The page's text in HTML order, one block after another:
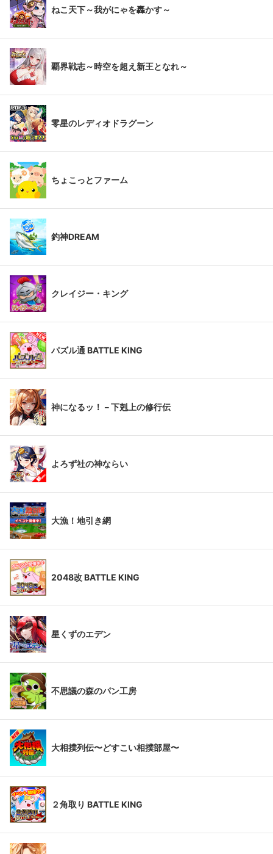
ねこ天下～我がにゃを轟かす～
覇界戦志～時空を超え新王となれ～
零星のレディオドラグーン
ちょこっとファーム
釣神DREAM
クレイジー・キング
パズル通 BATTLE KING
神になるッ！－下剋上の修行伝
よろず社の神ならい
大漁！地引き網
2048改 BATTLE KING
星くずのエデン
不思議の森のパン工房
大相撲列伝〜どすこい相撲部屋〜
２角取り BATTLE KING